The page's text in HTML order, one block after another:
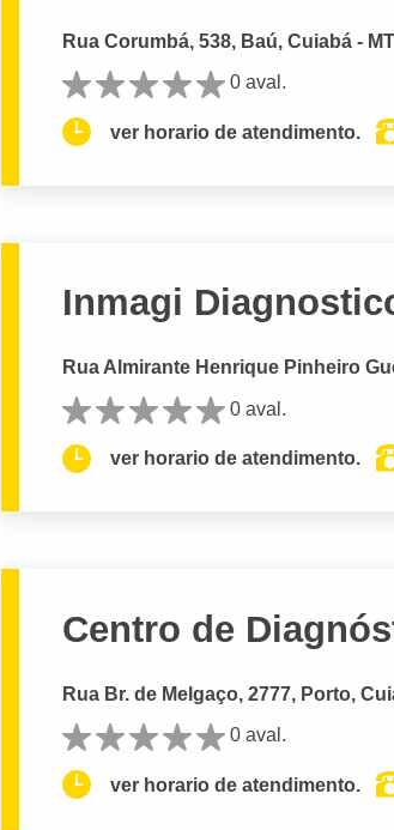
Rua Corumbá, 538, Baú, Cuiabá - MT
0 aval.
ver horario de atendimento.
Inmagi
Rua Almirante Henrique Pinheiro
0 aval.
ver horario de atendimento.
Centro de
Rua Br. de Melgaço, 2777, Porto,
0 aval.
ver horario de atendimento.